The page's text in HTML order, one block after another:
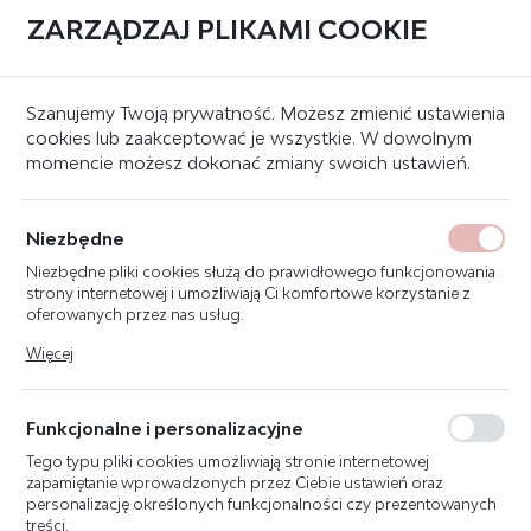
Strona główna Systemy sygnalizacji pożaru Czujki Inne
DFZ1190 OKAP
PRZECIWDESZCZOWY
ZARZĄDZAJ PLIKAMI COOKIE
Szanujemy Twoją prywatność. Możesz zmienić ustawienia
cookies lub zaakceptować je wszystkie. W dowolnym
momencie możesz dokonać zmiany swoich ustawień.
Niezbędne
Niezbędne pliki cookies służą do prawidłowego funkcjonowania
strony internetowej i umożliwiają Ci komfortowe korzystanie z
oferowanych przez nas usług.
w celu m.in. dostosowania Twoich ustawień preferencji
prywatności, logowania czy wypełniania formularzy. Dzięki plikom
Więcej
Funkcjonalne i personalizacyjne
Tego typu pliki cookies umożliwiają stronie internetowej
zapamiętanie wprowadzonych przez Ciebie ustawień oraz
personalizację określonych funkcjonalności czy prezentowanych
treści.